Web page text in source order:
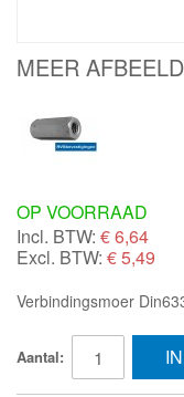
MEER
OP VOORRAAD
Incl. BTW: €6,64
Excl. BTW: € 5,49
Verbindingsmoer
Aantal: